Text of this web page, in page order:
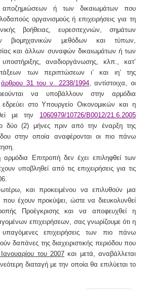
αποζημιώσεων ή των δικαιωμάτων που
οργανισμούς ή επιχειρήσεις για τη
βοήθειας, ευρεσιτεχνιών, σημάτων
βιομηχανικών μεθόδων και τύπων,
και άλλων συναφών δικαιωμάτων ή των
υποστήριξης, αναδιοργάνωσης, κλπ., κατ’
των περιπτώσεων ι’ και ιη’ της
άρθρου 31 του ν. 2238/1994, αντίστοιχα, οι
να υποβάλλουν στην αρμόδια
στο Υπουργείο Οικονομικών και η
με την 1060979/10726/Β0012/21.6.2005
δύο (2) μήνες πριν από την έναρξη της
στην οποία αναφέρονται οι πιο πάνω
Επιτροπή δεν έχει επιληφθεί των
υποβληθεί από τις επιχειρήσεις για τις
και προκειμένου να επιλυθούν μια
έχουν προκύψει, ώστε να διευκολυνθεί
Προέγκρισης και να αποφευχθεί η
επιχειρήσεων, σας γνωρίζουμε ότι η
επιχειρήσεις των πιο πάνω
δαπάνες της διαχειριστικής περιόδου που
του 2007 και μετά, αναβάλλεται
διαταγή με την οποία θα επιλύεται το